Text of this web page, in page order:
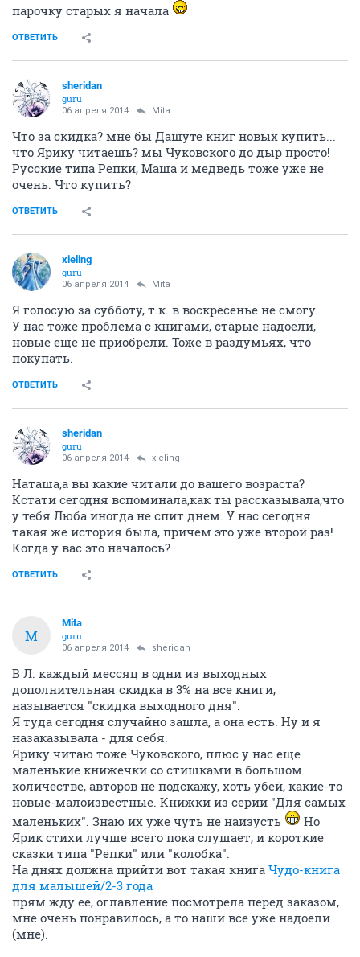
парочку старых я начала
ОТВЕТИТЬ
sheridan
guru
06 апреля 2014 Mita
Что за скидка? мне бы Дашуте книг новых купить...
что Ярику читаешь? мы Чуковского до дыр просто!
Русские типа Репки, Маша и медведь тоже уже не
очень. Что купить?
ОТВЕТИТЬ
xieling
guru
06 апреля 2014 Mita
Я голосую за субботу, т.к. в воскресенье не смогу.
У нас тоже проблема с книгами, старые надоели,
новые еще не приобрели. Тоже в раздумьях, что
покупать.
ОТВЕТИТЬ
sheridan
guru
06 апреля 2014 xieling
Наташа,а вы какие читали до вашего возраста?
Кстати сегодня вспоминала,как ты рассказывала,что
у тебя Люба иногда не спит днем. У нас сегодня
такая же история была, причем это уже второй раз!
Когда у вас это началось?
ОТВЕТИТЬ
M
Mita
guru
06 апреля 2014 sheridan
В Л. каждый мессяц в одни из выходных
дополнительная скидка в 3% на все книги,
называется "скидка выходного дня".
Я туда сегодня случайно зашла, а она есть. Ну и я
назаказывала - для себя.
Ярику читаю тоже Чуковского, плюс у нас еще
маленькие книжечки со стишками в большом
количестве, авторов не подскажу, хоть убей, какие-то
новые-малоизвестные. Книжки из серии "Для самых
маленьких". Знаю их уже чуть не наизусть
Но
Ярик стихи лучше всего пока слушает, и короткие
сказки типа "Репки" или "колобка".
На днях должна прийти вот такая книга Чудо-книга
для малышей/2-3 года
прям жду ее, оглавление посмотрела перед заказом,
мне очень понравилось, а то наши все уже надоели
(мне).